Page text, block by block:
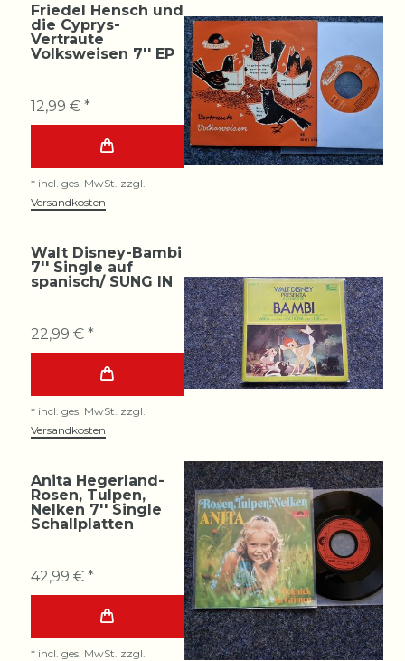
Friedel Hensch und
die Cyprys-
Vertraute
Volksweisen 7'' EP
12,99 € *
* incl. ges. MwSt. zzgl.
Versandkosten
Walt Disney-Bambi
7'' Single auf
spanisch/ SUNG IN
22,99 € *
* incl. ges. MwSt. zzgl.
Versandkosten
Anita Hegerland-
Rosen, Tulpen,
Nelken 7'' Single
Schallplatten
42,99 € *
* incl. ges. MwSt. zzgl.